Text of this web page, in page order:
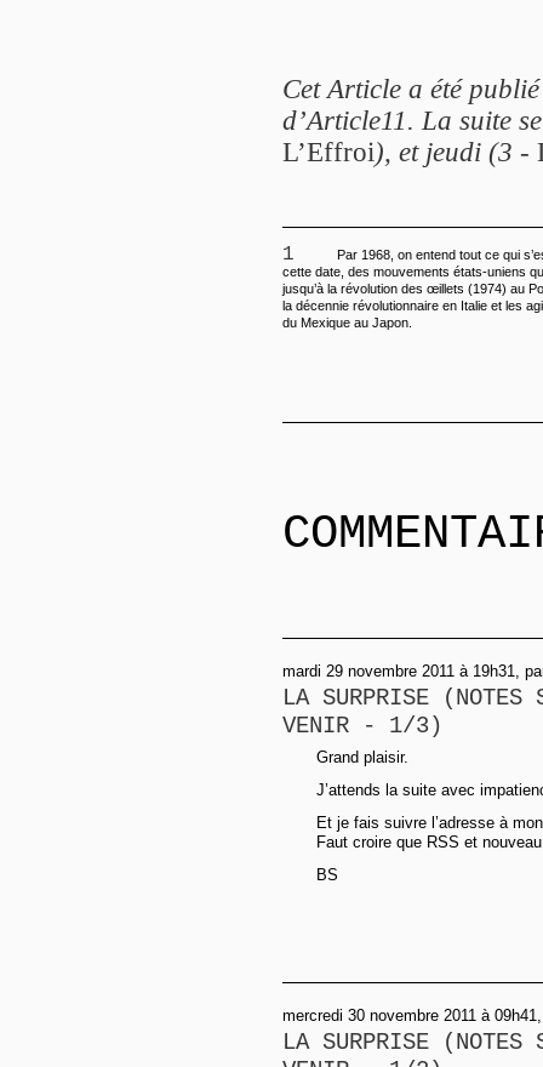
Cet Article a été
d’Article11. La suite
L’Effroi), et jeudi (3 -
1
Par 1968, on entend tout ce qui
cette date, des mouvements états-uniens
jusqu’à la révolution des œillets (1974) au
la décennie révolutionnaire en Italie et les
du Mexique au Japon.
mardi 29 novembre 2011 à 19h31,
LA SURPRISE (NOTES
VENIR - 1/3)
Grand plaisir.
J’attends la suite avec
Et je fais suivre l’adresse à
Faut croire que RSS et
BS
mercredi 30 novembre 2011 à
LA SURPRISE (NOTES